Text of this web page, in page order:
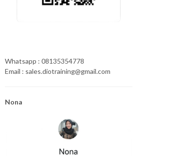
Whatsapp : 08135354778
Email : sales.diotraining@gmail.com
Nona